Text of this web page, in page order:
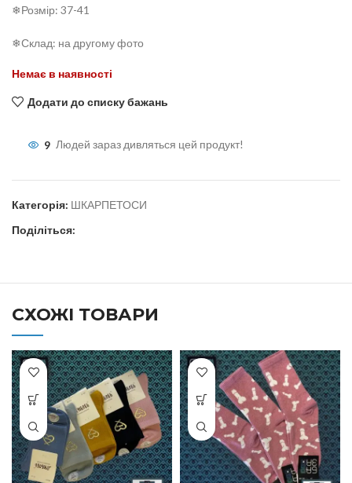
❄Розмір: 37-41
❄Склад: на другому фото
Немає в наявності
Додати до списку бажань
9 Людей зараз дивляться цей продукт!
Категорія: ШКАРПЕТОСИ
Поділіться:
СХОЖІ ТОВАРИ